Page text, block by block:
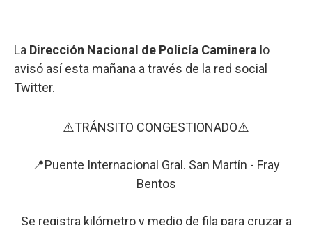
La Dirección Nacional de Policía Caminera lo
avisó así esta mañana a través de la red social
Twitter.
⚠️TRÁNSITO CONGESTIONADO⚠️
📍Puente Internacional Gral. San Martín - Fray
Bentos
Se registra kilómetro y medio de fila para cruzar a